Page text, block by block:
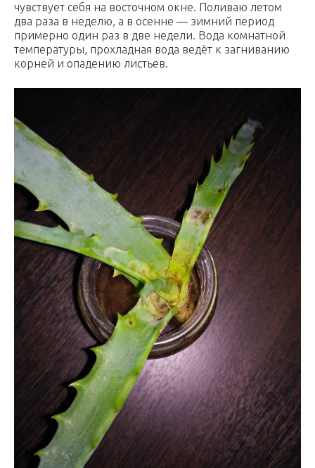
чувствует себя на восточном окне. Поливаю летом
два раза в неделю, а в осенне — зимний период
примерно один раз в две недели. Вода комнатной
температуры, прохладная вода ведёт к загниванию
корней и опадению листьев.